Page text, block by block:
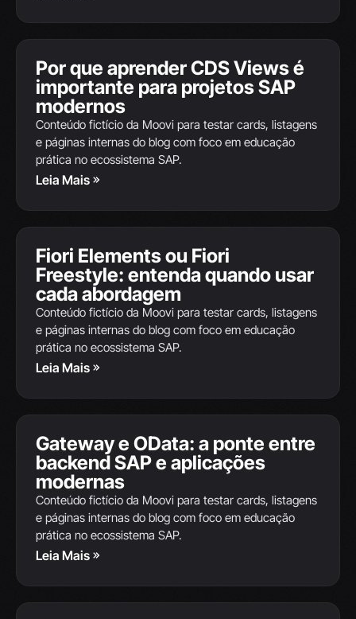
13
JUN
Por que aprender CDS Views é
importante para projetos SAP
modernos
Conteúdo fictício da Moovi para testar cards, listagens
e páginas internas do blog com foco em educação
prática no ecossistema SAP.
Leia Mais
12
JUN
Fiori Elements ou Fiori
Freestyle: entenda quando usar
cada abordagem
Conteúdo fictício da Moovi para testar cards, listagens
e páginas internas do blog com foco em educação
prática no ecossistema SAP.
Leia Mais
11
Gateway e OData: a ponte entre
backend SAP e aplicações
modernas
Conteúdo fictício da Moovi para testar cards, listagens
e páginas internas do blog com foco em educação
prática no ecossistema SAP.
Leia Mais